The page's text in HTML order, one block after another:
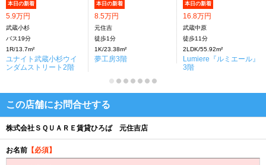
本日の新着
5.9万円
武蔵小杉
バス19分
1R/13.7m²
ユナイト武蔵小杉ウイ
ンダムストリート2階
本日の新着
8.5万円
元住吉
徒歩1分
1K/23.38m²
夢工房3階
本日の新着
16.8万円
武蔵中原
徒歩11分
2LDK/55.92m²
Lumiere『ルミエール』
3階
この店舗にお問合せする
株式会社ＳＱＵＡＲＥ賃貸ひろば 元住吉店
お名前 【必須】